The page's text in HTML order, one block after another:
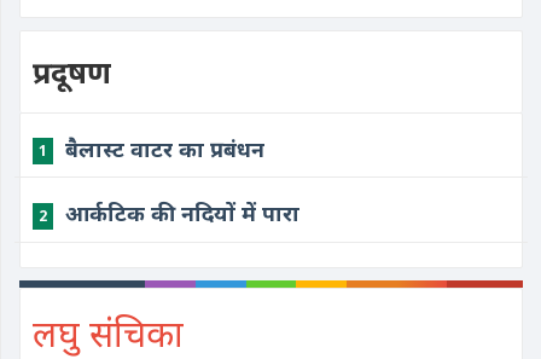
प्रदूषण
1 ​बैलास्ट वाटर का प्रबंधन
2 ​आर्कटिक की नदियों में पारा
लघु संचिका